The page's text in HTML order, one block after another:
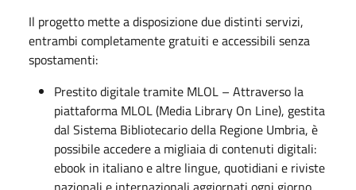
Il progetto mette a disposizione due distinti servizi,
entrambi completamente gratuiti e accessibili senza
spostamenti:
Prestito digitale tramite MLOL – Attraverso la
piattaforma MLOL (Media Library On Line), gestita
dal Sistema Bibliotecario della Regione Umbria, è
possibile accedere a migliaia di contenuti digitali:
ebook in italiano e altre lingue, quotidiani e riviste